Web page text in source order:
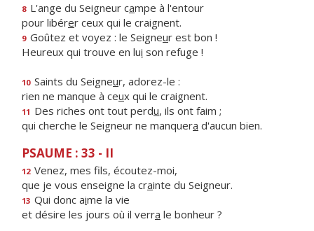
8 L'ange du Seigneur campe à l'entour
pour libérer ceux qui le craignent.
9 Goûtez et voyez : le Seigneur est bon !
Heureux qui trouve en lui son refuge !
10 Saints du Seigneur, adorez-le :
rien ne manque à ceux qui le craignent.
11 Des riches ont tout perdu, ils ont faim ;
qui cherche le Seigneur ne manquera d'aucun bien.
PSAUME : 33 - II
12 Venez, mes fls, écoutez-moi,
que je vous enseigne la crainte du Seigneur.
13 Qui donc aime la vie
et désire les jours où il verra le bonheur ?